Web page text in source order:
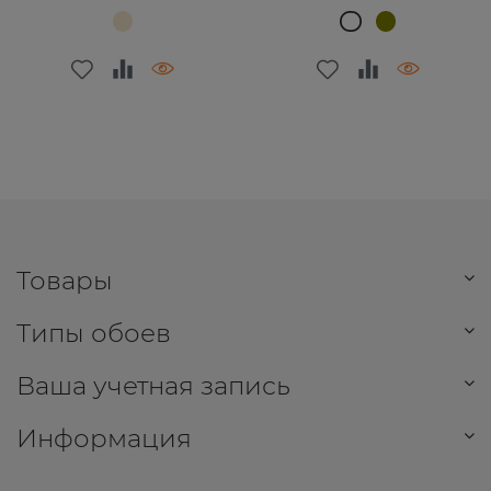
Товары
Типы обоев
Ваша учетная запись
Информация